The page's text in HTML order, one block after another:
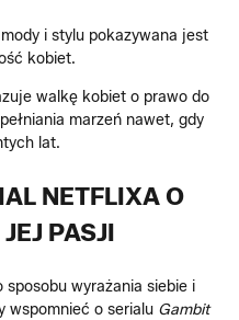
i stylu pokazywana jest
kobiet.
walkę kobiet o prawo do
marzeń nawet, gdy
lat.
NETFLIXA O
PASJI
wyrażania siebie i
wspomnieć o serialu Gambit